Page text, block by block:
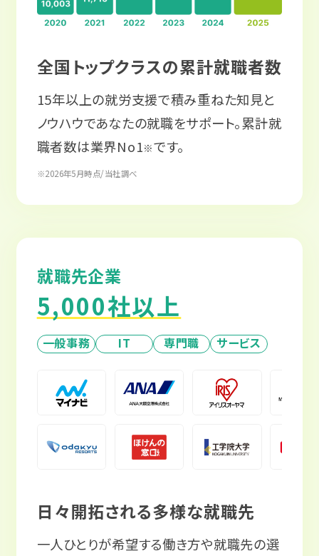
トホームでいつでも帰って来れるような
に支えてくれます。後悔はしません！
全国トップクラスの累計就職者数
15年以上の就労支援で積み重ねた知見と
ノウハウであなたの就職をサポート。累計就
職者数は業界No1※です。
※2026年5月時点/当社調べ
就職先企業
5,000社以上
一般事務 IT 専門職 サービス
日々開拓される多様な就職先
一人ひとりが希望する働き方や就職先の選